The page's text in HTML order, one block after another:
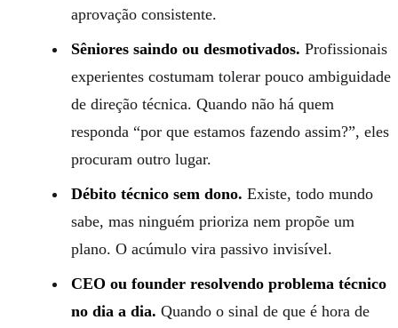
aprovação consistente.
Sêniores saindo ou desmotivados. Profissionais
experientes costumam tolerar pouco ambiguidade
de direção técnica. Quando não há quem
responda “por que estamos fazendo assim?”, eles
procuram outro lugar.
Débito técnico sem dono. Existe, todo mundo
sabe, mas ninguém prioriza nem propõe um
plano. O acúmulo vira passivo invisível.
CEO ou founder resolvendo problema técnico
no dia a dia. Quando o sinal de que é hora de